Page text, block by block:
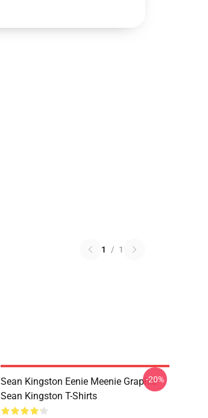
1 / 1
Sean Kingston Eenie Meenie Graphic
Sean Kingston T-Shirts
-20%